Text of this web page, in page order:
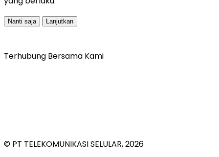
Nanti saja Lanjutkan
Terhubung Bersama Kami
© PT TELEKOMUNIKASI SELULAR, 2026